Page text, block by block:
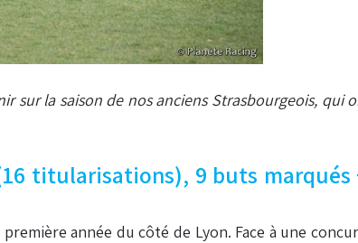
sur la saison de nos anciens Strasbourgeois, qui
titularisations), 9 buts marqués
année du côté de Lyon. Face à une